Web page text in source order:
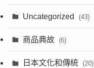
Uncategorized (43)
商品典故 (6)
日本文化和傳統 (20)